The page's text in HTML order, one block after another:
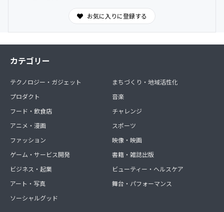
お気に入りに登録する
カテゴリー
テクノロジー・ガジェット
プロダクト
フード・飲食店
アニメ・漫画
ファッション
ゲーム・サービス開発
ビジネス・起業
アート・写真
ソーシャルグッド
まちづくり・地域活性化
音楽
チャレンジ
スポーツ
映像・映画
書籍・雑誌出版
ビューティー・ヘルスケア
舞台・パフォーマンス